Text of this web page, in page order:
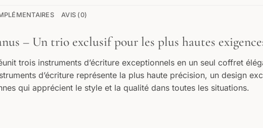
AVIS (0)
– Un trio exclusif pour les plus hautes
trois instruments d’écriture exceptionnels en un seul coffret
d’écriture représente la plus haute précision, un design
qui apprécient le style et la qualité dans toutes les situations.